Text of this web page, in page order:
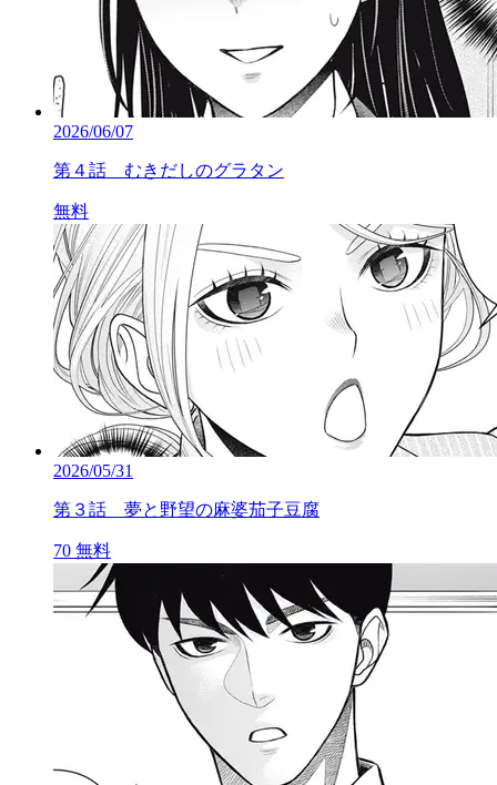
2026/06/07
第４話 むきだしのグラタン
無料
2026/05/31
第３話 夢と野望の麻婆茄子豆腐
70 無料